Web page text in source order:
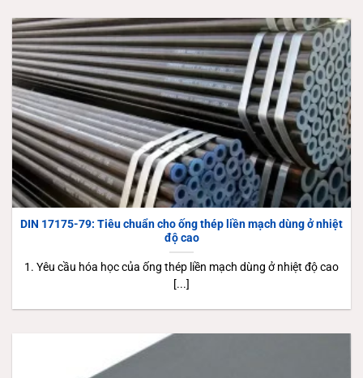
DIN 17175-79: Tiêu chuẩn cho ống thép liền mạch dùng ở nhiệt
độ cao
1. Yêu cầu hóa học của ống thép liền mạch dùng ở nhiệt độ cao
[...]